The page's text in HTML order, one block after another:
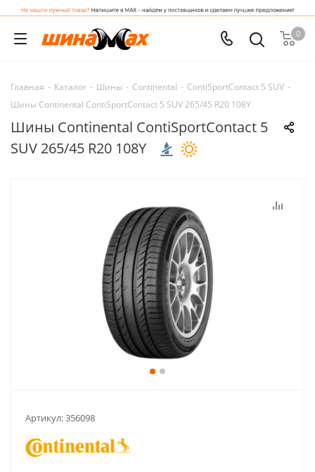
0
Главная - Каталог - Шины - Continental - ContiSportContact 5 SUV -
Шины Continental ContiSportContact 5 SUV 265/45 R20 108Y
Шины Continental ContiSportContact 5
SUV 265/45 R20 108Y
Артикул:356098